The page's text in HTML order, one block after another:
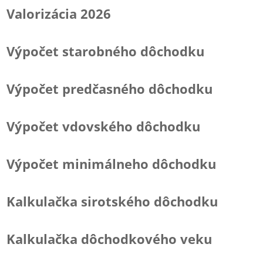
Valorizácia 2026
Výpočet starobného dôchodku
Výpočet predčasného dôchodku
Výpočet vdovského dôchodku
Výpočet minimálneho dôchodku
Kalkulačka sirotského dôchodku
Kalkulačka dôchodkového veku